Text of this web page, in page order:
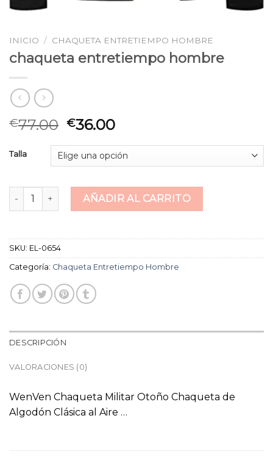
INICIO / CHAQUETA ENTRETIEMPO HOMBRE
chaqueta entretiempo hombre
€77.00 €36.00
Talla
chaqueta entretiempo hombre cantidad
AÑADIR AL CARRITO
SKU: EL-0654
Categoría: Chaqueta Entretiempo Hombre
DESCRIPCIÓN
VALORACIONES (0)
WenVen Chaqueta Militar Otoño Chaqueta de
Algodón Clásica al Aire …